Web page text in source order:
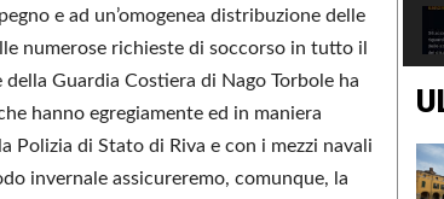
e ad un’omogenea distribuzione delle
numerose richieste di soccorso in tutto il
Guardia Costiera di Nago Torbole ha
hanno egregiamente ed in maniera
Polizia di Stato di Riva e con i mezzi navali
invernale assicureremo, comunque, la